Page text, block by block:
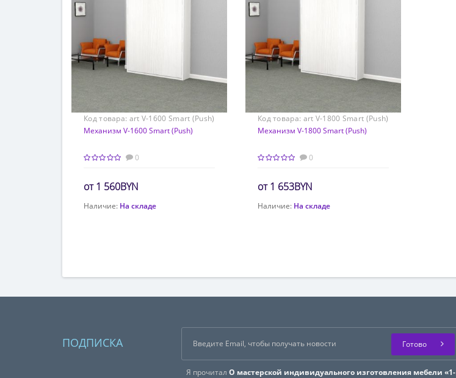
Код товара: art V-1600 Smart (Push)
160*200
Механизм V-1600 Smart (Push)
0
1 560BYN
Заказать расчет
Наличие: На складе
Код товара: art V-1800 Smart (Push)
160*200
Механизм V-1800 Smart (Push)
0
1 653BYN
Заказать расчет
Наличие: На складе
ПОДПИСКА
Я прочиталО мастерской индивидуального изготовления мебели «1-
Готово